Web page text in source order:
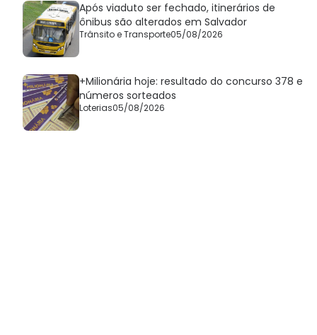
Após viaduto ser fechado, itinerários de
ônibus são alterados em Salvador
Trânsito e Transporte05/08/2026
+Milionária hoje: resultado do concurso 378 e
números sorteados
Loterias05/08/2026